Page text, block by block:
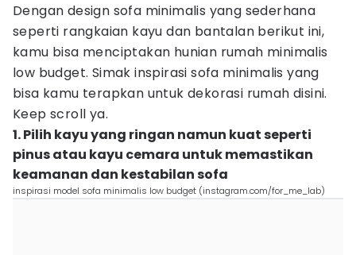
Dengan design sofa minimalis yang sederhana
seperti rangkaian kayu dan bantalan berikut ini,
kamu bisa menciptakan hunian rumah minimalis
low budget. Simak inspirasi sofa minimalis yang
bisa kamu terapkan untuk dekorasi rumah disini.
Keep scroll ya.
1. Pilih kayu yang ringan namun kuat seperti
pinus atau kayu cemara untuk memastikan
keamanan dan kestabilan sofa
inspirasi model sofa minimalis low budget (instagram.com/for_me_lab)